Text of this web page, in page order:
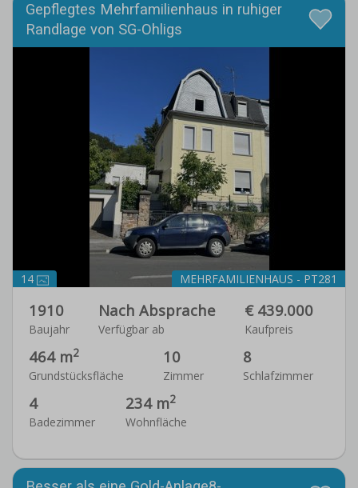
Gepflegtes Mehrfamilienhaus in ruhiger
Randlage von SG-Ohligs
14 MEHRFAMILIENHAUS - PT281
1910
Baujahr
Nach Absprache
Verfügbar ab
€ 439.000
Kaufpreis
464 m2
Grundstücksfläche
10
Zimmer
8
Schlafzimmer
4
Badezimmer
234 m2
Wohnfläche